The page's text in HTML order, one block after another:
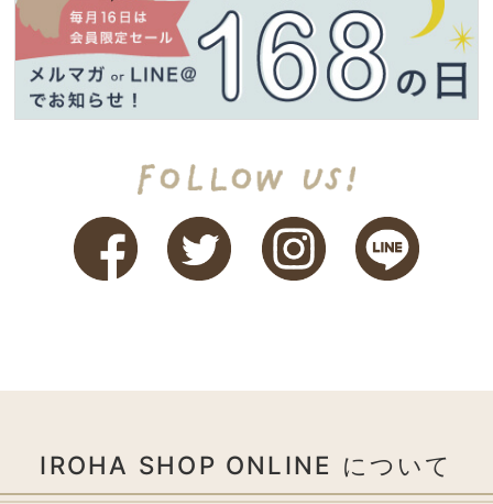
IROHA SHOP ONLINE について